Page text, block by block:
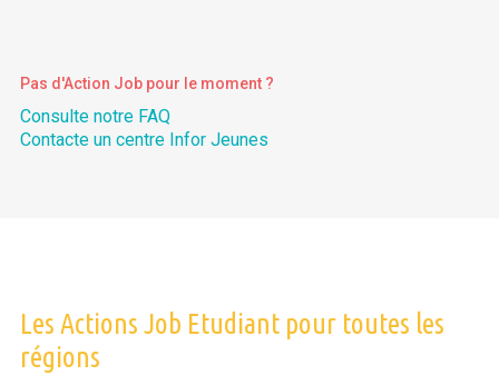
Pas d'Action Job pour le moment ?
Consulte notre FAQ
Contacte un centre Infor Jeunes
Les Actions Job Etudiant pour toutes les
régions